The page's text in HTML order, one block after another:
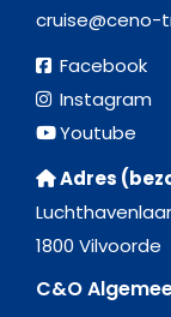
cruise@ceno-
Facebook
Instagram
Youtube
Adres
1800 Vilvoorde
C&O